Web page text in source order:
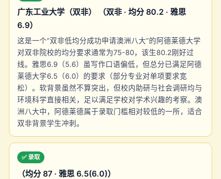
广东工业大学（双非） （双非 · 均分 80.2 · 雅思
6.9）
这是一个“双非低均分成功申请澳洲八大”的阿德莱德大学
对双非院校的均分要求通常为75-80，该生80.2刚好过
线。雅思6.9（5.6）虽写作口语偏低，但总分已满足阿德
莱德大学6.5（6.0）的要求（部分专业对单项要求宽
松）。软背景虽然不算突出，但校内助研与社会调研均与
环境科学直接相关，足以满足学校对学术兴趣的考察。澳
洲八大中，阿德莱德属于录取门槛相对较低的一所，适合
双非背景学生冲刺。
✅ 录取
（均分 87 · 雅思 6.5(6.0)）